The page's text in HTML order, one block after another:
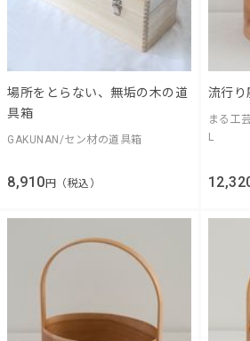
場所をとらない、無垢の木の道
具箱
GAKUNAN/セン材の道具箱
8,910円（税込）
流行り
まる工
L